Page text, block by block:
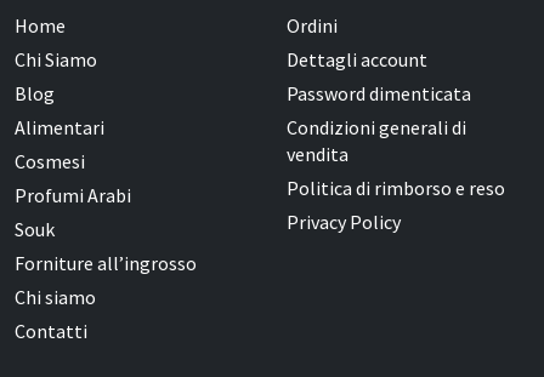
Home
Chi Siamo
Blog
Alimentari
Cosmesi
Profumi Arabi
Souk
Forniture all’ingrosso
Chi siamo
Contatti
Ordini
Dettagli account
Password dimenticata
Condizioni generali di
vendita
Politica di rimborso e reso
Privacy Policy